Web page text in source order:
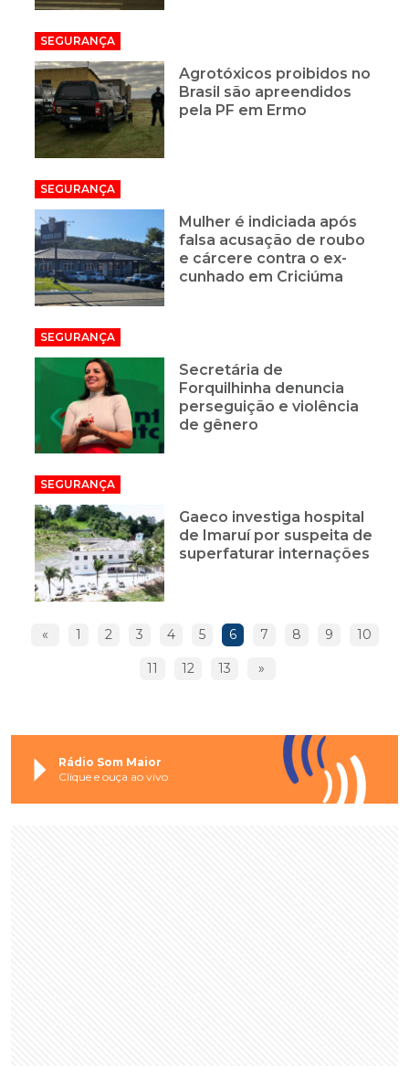
SEGURANÇA
Agrotóxicos proibidos no
Brasil são apreendidos
pela PF em Ermo
SEGURANÇA
Mulher é indiciada após
falsa acusação de roubo
e cárcere contra o ex-
cunhado em Criciúma
SEGURANÇA
Secretária de
Forquilhinha denuncia
perseguição e violência
de gênero
SEGURANÇA
Gaeco investiga hospital
de Imaruí por suspeita de
superfaturar internações
« 1 2 3 4 5 6 7 8 9 10
11 12 13 »
Rádio Som Maior
Clique e ouça ao vivo